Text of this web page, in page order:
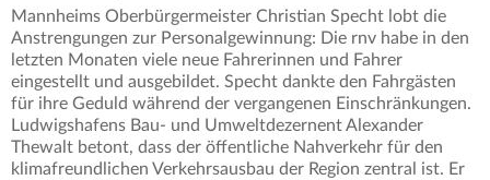
Mannheims Oberbürgermeister Christian Specht lobt die
Anstrengungen zur Personalgewinnung: Die rnv habe in den
letzten Monaten viele neue Fahrerinnen und Fahrer
eingestellt und ausgebildet. Specht dankte den Fahrgästen
für ihre Geduld während der vergangenen Einschränkungen.
Ludwigshafens Bau- und Umweltdezernent Alexander
Thewalt betont, dass der öffentliche Nahverkehr für den
klimafreundlichen Verkehrsausbau der Region zentral ist. Er